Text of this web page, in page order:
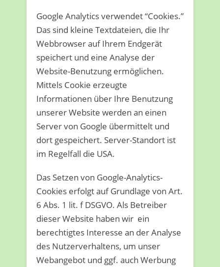
Google Analytics verwendet “Cookies.”
Das sind kleine Textdateien, die Ihr
Webbrowser auf Ihrem Endgerät
speichert und eine Analyse der
Website-Benutzung ermöglichen.
Mittels Cookie erzeugte
Informationen über Ihre Benutzung
unserer Website werden an einen
Server von Google übermittelt und
dort gespeichert. Server-Standort ist
im Regelfall die USA.
Das Setzen von Google-Analytics-
Cookies erfolgt auf Grundlage von Art.
6 Abs. 1 lit. f DSGVO. Als Betreiber
dieser Website haben wir ein
berechtigtes Interesse an der Analyse
des Nutzerverhaltens, um unser
Webangebot und ggf. auch Werbung